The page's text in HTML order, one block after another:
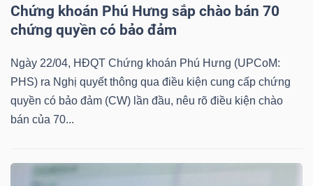
Chứng khoán Phú Hưng sắp chào bán 70
chứng quyền có bảo đảm
Ngày 22/04, HĐQT Chứng khoán Phú Hưng (UPCoM:
PHS) ra Nghị quyết thông qua điều kiện cung cấp chứng
quyền có bảo đảm (CW) lần đầu, nêu rõ điều kiện chào
bán của 70...
khoán
(-)
Tất cả Cổ phiếu Chỉ số Chứng chỉ quỹ Chứng
Lãnh
đạo
Tất cả